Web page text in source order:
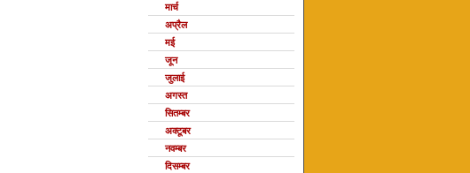
मार्च
अप्रैल
मई
जून
जुलाई
अगस्त
सितम्बर
अक्टूबर
नवम्बर
दिसम्बर